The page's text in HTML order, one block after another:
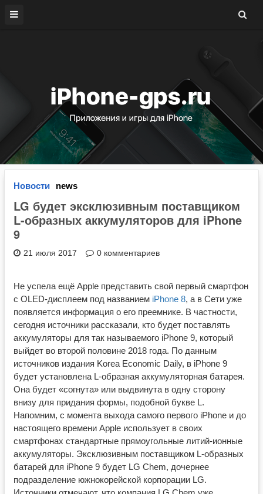
Новости news
LG будет эксклюзивным поставщиком
L-образных аккумуляторов для iPhone
9
21 июля 2017 0 комментариев
Не успела ещё Apple представить свой первый смартфон
с OLED-дисплеем под названием iPhone 8, а в Сети уже
появляется информация о его преемнике. В частности,
сегодня источники рассказали, кто будет поставлять
аккумуляторы для так называемого iPhone 9, который
выйдет во второй половине 2018 года. По данным
источников издания Korea Economic Daily, в iPhone 9
будет установлена L-образная аккумуляторная батарея.
Она будет «согнута» или выдвинута в одну сторону
внизу для придания формы, подобной букве L.
Напомним, с момента выхода самого первого iPhone и до
настоящего времени Apple использует в своих
смартфонах стандартные прямоугольные литий-ионные
аккумуляторы. Эксклюзивным поставщиком L-образных
батарей для iPhone 9 будет LG Chem, дочернее
подразделение южнокорейской корпорации LG.